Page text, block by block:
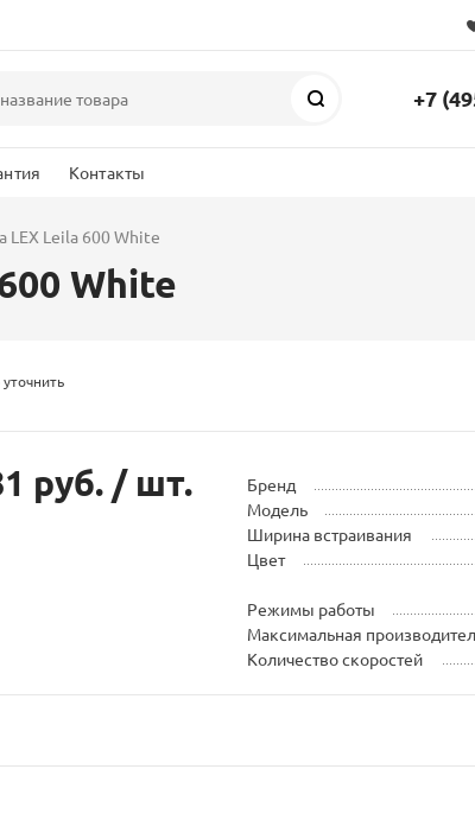
Поиск +7
Контакты
LEX Leila 600 White
White
руб. / шт. Бренд
Модель
Ширина встраивания
Цвет
Режимы работы
Максимальная
Количество скоростей